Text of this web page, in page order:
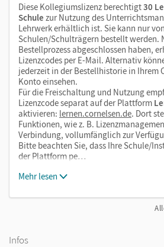
Diese Kollegiumslizenz berechtigt30
Schule zur Nutzung des
Lehrwerk erhältlich ist. Sie kann nur
Schulen/Schulträgern bestellt werden.
Bestellprozess abgeschlossen haben,
Lizenzcodes per E-Mail. Alternativ
jederzeit in der Bestellhistorie in Ihrem
Konto einsehen.
Für die Freischaltung und Nutzung
Lizenzcode separat auf der Plattform
aktivieren: lernen.cornelsen.de. Dort
Funktionen, wie z. B.
Verbindung, vollumfänglich zur
Bitte beachten Sie, dass Ihre Schule/
der Plattform pe…
Mehr lesen
Infos